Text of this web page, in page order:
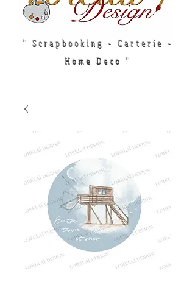
" Scrapbooking - Carterie -
Home Deco "